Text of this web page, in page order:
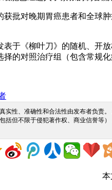
获批对晚期胃癌患者和全
于《柳叶刀》的随机、开
择的对照治疗组（包含常规
实性、准确性和合法性由发布者负责
括但不限于侵犯著作权、商业信誉等
本